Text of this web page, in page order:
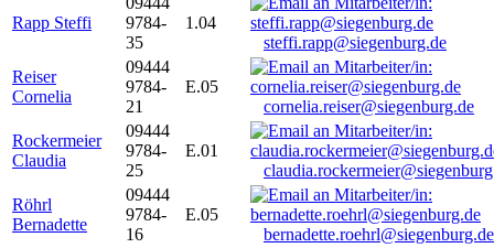
Rapp Steffi
9784-
35
1.04
steffi.rapp@siegenburg.de
Reiser
Cornelia
09444
9784-
21
E.05
cornelia.reiser@siegenburg.de
Rockermeier
Claudia
09444
9784-
25
E.01
Röhrl
Bernadette
09444
9784-
16
E.05
bernadette.roehrl@siegenburg.de